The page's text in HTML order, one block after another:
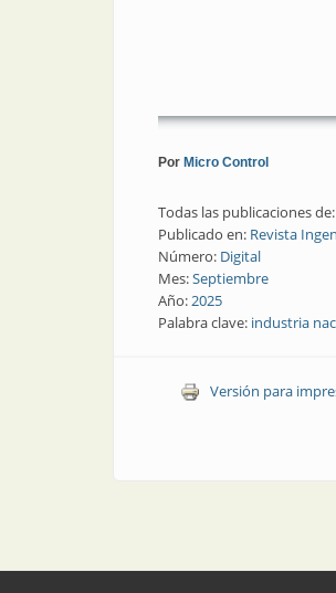
Por Micro Control
Todas las publicaciones de:
Publicado en: Revista
Número: Digital
Mes:Septiembre
Año:2025
Palabra clave: industria
Versión para